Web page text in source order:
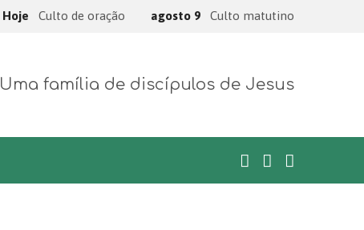
Hoje Culto de oração agosto 9 Culto matutino
Uma família de discípulos de Jesus